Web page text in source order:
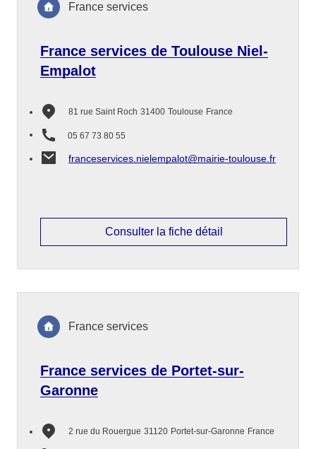
France services de Toulouse Niel-
Empalot
81 rue Saint Roch 31400 Toulouse France
05 67 73 80 55
franceservices.nielempalot@mairie-toulouse.fr
France services
Consulter la fiche détail
France services de Portet-sur-
Garonne
2 rue du Rouergue 31120 Portet-sur-Garonne France
France services